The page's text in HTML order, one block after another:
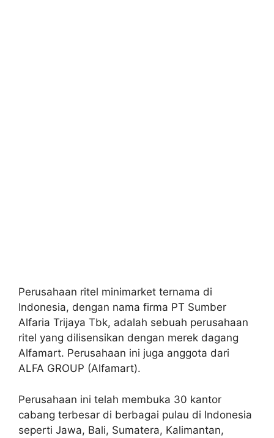
Perusahaan ritel minimarket ternama di
Indonesia, dengan nama firma PT Sumber
Alfaria Trijaya Tbk, adalah sebuah perusahaan
ritel yang dilisensikan dengan merek dagang
Alfamart. Perusahaan ini juga anggota dari
ALFA GROUP (Alfamart).
Perusahaan ini telah membuka 30 kantor
cabang terbesar di berbagai pulau di Indonesia
seperti Jawa, Bali, Sumatera, Kalimantan,